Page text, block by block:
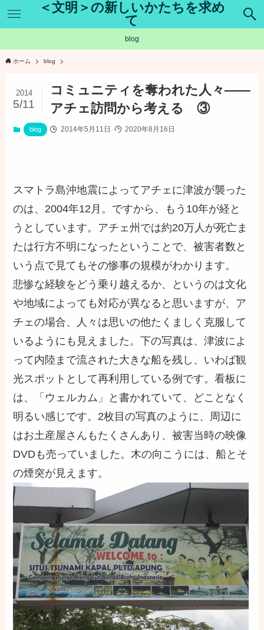
＜文明＞の新しいかたちを求め
て
blog
ホーム blog
コミュニティを奪われた人々――
アチェ訪問から考える ③
2014
5/11
blog 2014年5月11日 2020年8月16日
スマトラ島沖地震によってアチェに津波が襲った
のは、2004年12月。ですから、もう10年が経と
うとしています。アチェ州では約20万人が死亡ま
たは行方不明になったということで、被害者数と
いう点で見てもその惨事の規模がわかります。
悲惨な経験をどう乗り越えるか、というのは文化
や地域によっても対応が異なると思いますが、ア
チェの場合、人々は思いの他たくましく克服して
いるようにも見えました。下の写真は、津波によ
って内陸まで流された大きな船を残し、いわば観
光スポットとして再利用している例です。看板に
は、「ウェルカム」と書かれていて、どことなく
明るい感じです。2枚目の写真のように、周辺に
はお土産屋さんもたくさんあり、被害当時の映像
DVDも売っていました。木の向こうには、船とそ
の煙突が見えます。